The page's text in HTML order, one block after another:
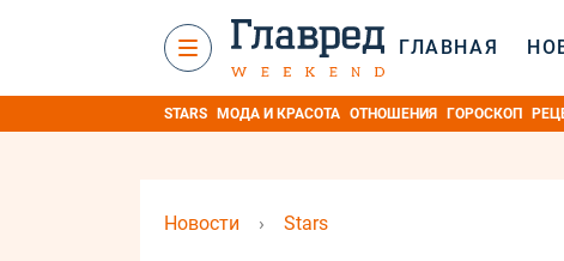
ГЛАВНАЯ
STARS МОДА И КРАСОТА ОТНОШЕНИЯ ГОРОСКОП
Новости › Stars